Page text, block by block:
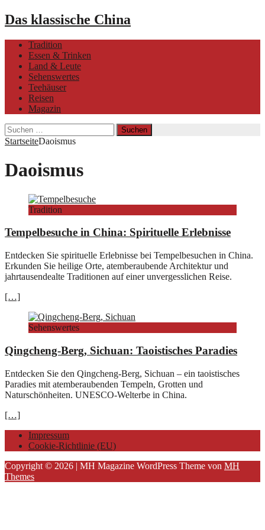
Das klassische China
Tradition
Essen & Trinken
Land & Leute
Sehenswertes
Teehäuser
Reisen
Magazin
Suchen
nach:
StartseiteDaoismus
Daoismus
Tradition
Tempelbesuche in China: Spirituelle Erlebnisse
Entdecken Sie spirituelle Erlebnisse bei Tempelbesuchen in China.
Erkunden Sie heilige Orte, atemberaubende Architektur und
jahrtausendealte Traditionen auf einer unvergesslichen Reise.
[…]
Sehenswertes
Qingcheng-Berg, Sichuan: Taoistisches Paradies
Entdecken Sie den Qingcheng-Berg, Sichuan – ein taoistisches
Paradies mit atemberaubenden Tempeln, Grotten und
Naturschönheiten. UNESCO-Welterbe in China.
[…]
Impressum
Cookie-Richtlinie (EU)
Copyright © 2026 | MH Magazine WordPress Theme von MH
Themes